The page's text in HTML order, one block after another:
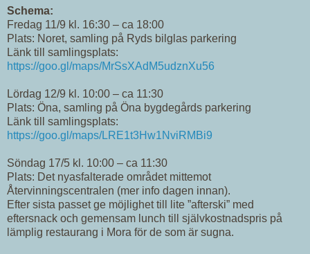
Schema:
Fredag 11/9 kl. 16:30 – ca 18:00
Plats: Noret, samling på Ryds bilglas parkering
Länk till samlingsplats:
https://goo.gl/maps/MrSsXAdM5udznXu56
Lördag 12/9 kl. 10:00 – ca 11:30
Plats: Öna, samling på Öna bygdegårds parkering
Länk till samlingsplats:
https://goo.gl/maps/LRE1t3Hw1NviRMBi9
Söndag 17/5 kl. 10:00 – ca 11:30
Plats: Det nyasfalterade området mittemot
Återvinningscentralen (mer info dagen innan).
Efter sista passet ge möjlighet till lite ”afterski” med
eftersnack och gemensam lunch till självkostnadspris på
lämplig restaurang i Mora för de som är sugna.